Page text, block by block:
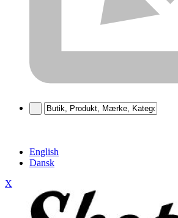
English
Dansk
X